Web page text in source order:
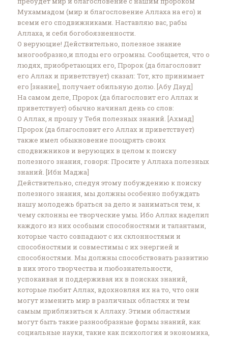
Мухаммадом (мир и благословение Аллаха на его) и
всеми его сподвижниками. Наставляю вас, рабы
Аллаха, и себя богобоязненности‏.
О верующие! Действительно, полезное знание
многообразно,и плоды его огромны. Сообщается, что о
людях, приобретающих его, Пророк (да благословит
его Аллах и приветствует) сказал: Тот, кто принимает
его [знание], получает обильную долю.‎ [Абу Дауд]‎
На самом деле, Пророк (да благословит его Аллах и
приветствует) обычно начинал день со слов:
О Аллах, я прошу у Тебя полезных знаний. [Ахмад]‎
Пророк (да благословит его Аллах и приветствует)
также имел обыкновение поощрять своих
сподвижников и верующих в целом к поиску
полезного знания, говоря: Просите у Аллаха полезных
знаний. [Ибн Маджа]‎
Действительно, следуя этому побуждению к поиску
полезного знания, мы должны особенно побуждать
нашу молодежь браться за дело и заниматься тем, к
чему склонны ее творческие умы. Ибо Аллах наделил
каждого из них особыми способностями и талантами,
которые часто совпадают с их склонностями и
способностями и совместимы с их энергией и
способностями. Мы должны способствовать развитию
в них этого творчества и любознательности,
успокаивая и поддерживая их в поисках знаний,
которые любит Аллах, вдохновляя их на то, что они
могут изменить мир в различных областях и тем
самым приблизиться к Аллаху. Этими областями
могут быть такие разнообразные формы знаний, как
социальные науки, такие как психология и экономика,